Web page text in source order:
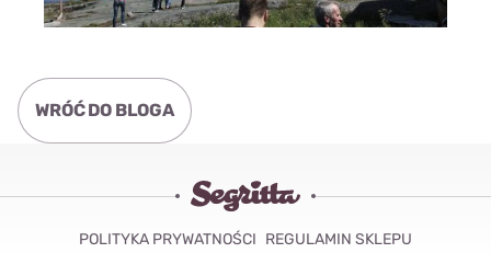
WRÓĆ DO BLOGA
POLITYKA PRYWATNOŚCI REGULAMIN SKLEPU